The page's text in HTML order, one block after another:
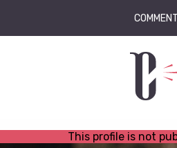
This profile is not